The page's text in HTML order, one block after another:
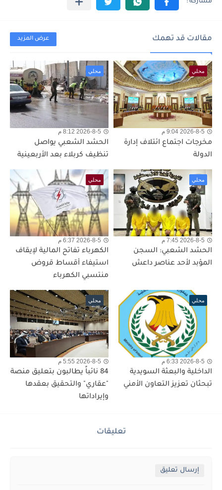
مقالات قد تهمك عرض المزيد
محلي
2026-8-5 9:04 م
مخرجات اجتماع ائتلاف إدارة
الدولة
محلي
2026-8-5 8:12 م
الحشد الشعبي يواصل
تنظيف كربلاء بعد الأربعينية
محلي
2026-8-5 7:45 م
الحشد الشعبي: السجن
المؤبد لأحد عناصر داعش
محلي
2026-8-5 6:37 م
الكهرباء تفاتح المالية لإيقاف
استيفاء أقساط قروض
منتسبي الكهرباء
محلي
2026-8-5 6:33 م
الداخلية والبعثة السويدية
تبحثان تعزيز التعاون الأمني
محلي
2026-8-5 5:55 م
84 نائباً يطالبون بتعليق منصة
"عقاري" والتحقيق بعقدها
وإيراداتها
تعليقات
إرسال تعليق